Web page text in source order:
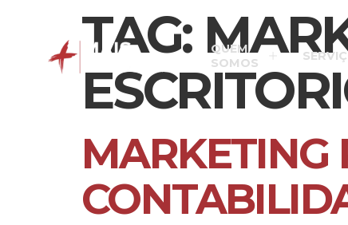
QUEM
SOMOS
TAG:
MARKETING